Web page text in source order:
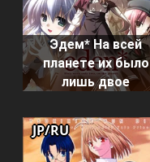
Эдем* На всей
планете их было
лишь двое
JP/RU